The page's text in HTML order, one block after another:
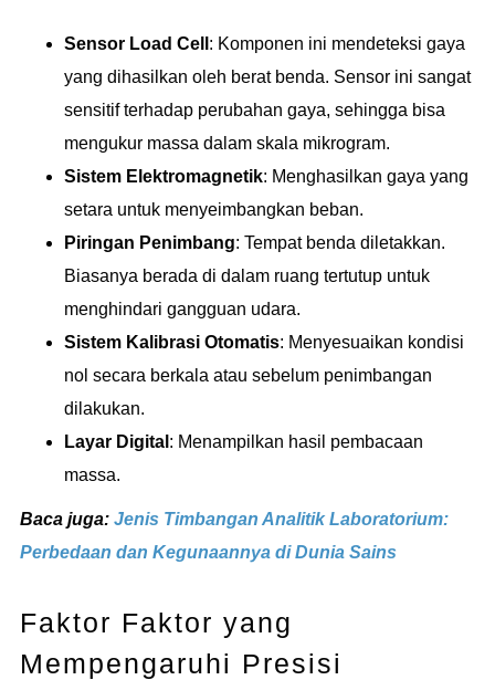
Sensor Load Cell : Komponen ini mendeteksi gaya
yang dihasilkan oleh berat benda. Sensor ini sangat
sensitif terhadap perubahan gaya, sehingga bisa
mengukur massa dalam skala mikrogram.
Sistem Elektromagnetik: Menghasilkan gaya yang
setara untuk menyeimbangkan beban.
Piringan Penimbang: Tempat benda diletakkan.
Biasanya berada di dalam ruang tertutup untuk
menghindari gangguan udara.
Sistem Kalibrasi Otomatis: Menyesuaikan kondisi
nol secara berkala atau sebelum penimbangan
dilakukan.
Layar Digital : Menampilkan hasil pembacaan
massa.
Baca juga: Jenis Timbangan Analitik Laboratorium:
Perbedaan dan Kegunaannya di Dunia Sains
Faktor Faktor yang
Mempengaruhi Presisi